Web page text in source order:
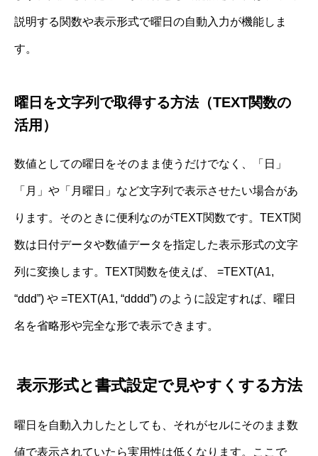
説明する関数や表示形式で曜日の自動入力が機能しま
す。
曜日を文字列で取得する方法（TEXT関数の
活用）
数値としての曜日をそのまま使うだけでなく、「日」
「月」や「月曜日」など文字列で表示させたい場合があ
ります。そのときに便利なのがTEXT関数です。TEXT関
数は日付データや数値データを指定した表示形式の文字
列に変換します。TEXT関数を使えば、 =TEXT(A1,
“ddd”) や =TEXT(A1, “dddd”) のように設定すれば、曜日
名を省略形や完全な形で表示できます。
表示形式と書式設定で見やすくする方法
曜日を自動入力したとしても、それがセルにそのまま数
値で表示されていたら実用性は低くなります。ここで